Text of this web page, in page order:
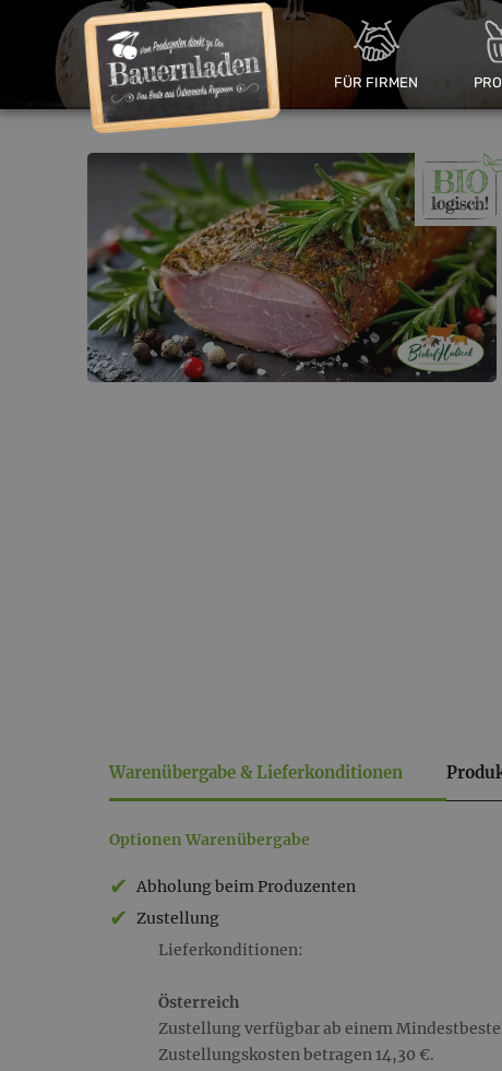
FÜR FIRMEN
Warenübergabe & Lieferkonditionen
Warenübergabe
&
Lieferkonditionen
Optionen Warenübergabe
Abholung beim Produzenten
Zustellung
Lieferkonditionen:
Österreich
Zustellung verfügbar ab einem
Zustellungskosten betragen 14,30 €.